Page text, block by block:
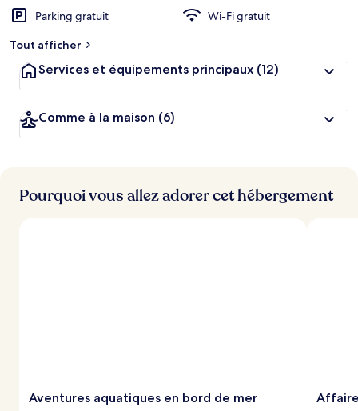
Parking gratuit
Wi-Fi gratuit
Tout afficher
Services et équipements principaux (12)
Comme à la maison (6)
Pourquoi vous allez adorer cet hébergement
Aventures aquatiques en bord de mer